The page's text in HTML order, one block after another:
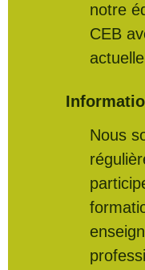
notre
CEB
Nous